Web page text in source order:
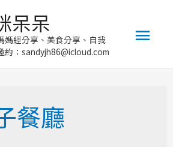
呆呆
媽經分享、美食分享、自我
約：sandyjh86@icloud.com
餐廳